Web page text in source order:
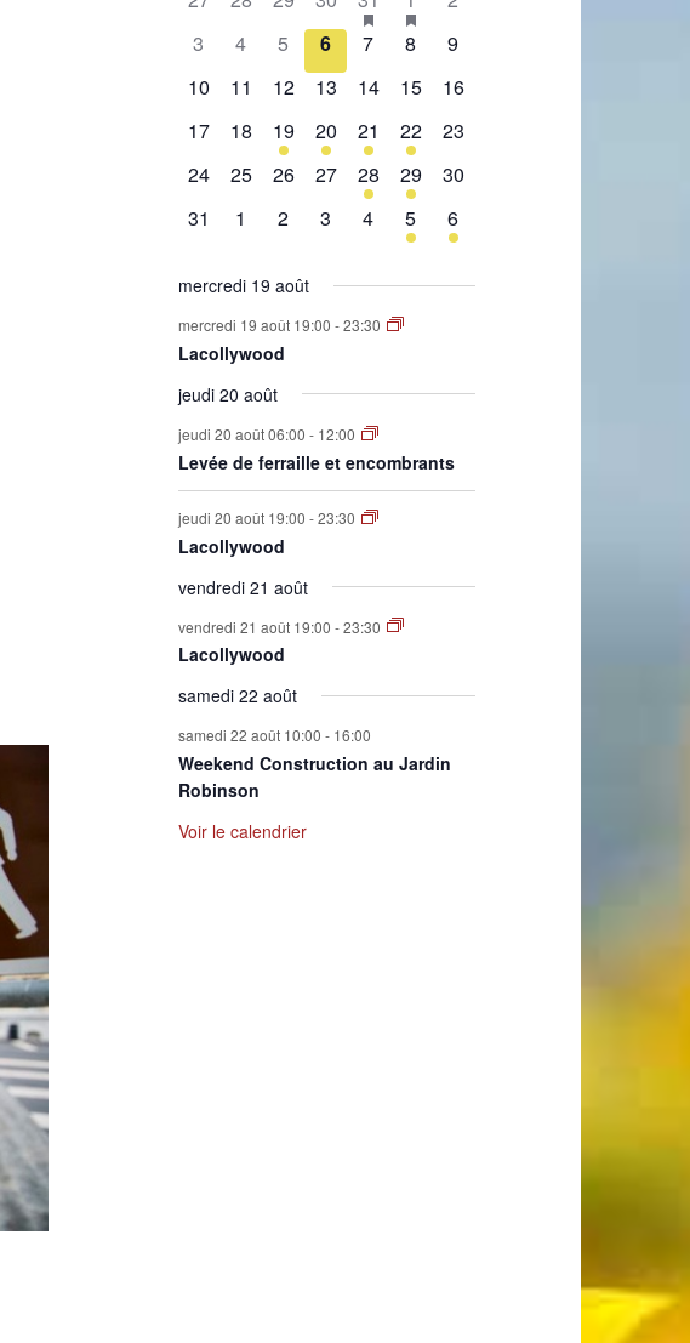
de
Évènements
évènement,évènement,
évènement,
évènement,évènements,
0
3
0
évènement,
4
0
évènement,
5
0
évènement,
6
0
7
0
8
0
9
0
10
0
11
0
12
0
13
0
14
0
15
0
16
0
évènement,
17
0
évènement,
18
1
évènement,
19
2
évènements,
20
1
évènement,
21
2
évènements,
22
0
23
0
24
0
25
0
évènement,
26
0
évènement,
27
1
évènement,
28
1
évènement,
29
0
30
0
31
0
1
0
2
0
évènement,
3
0
évènement,
4
1
évènement,
5
1
évènement,
6
mercredi 19 août
mercredi 19 août 19:00 -23:30
Lacollywood
jeudi 20 août
jeudi 20 août 06:00 - 12:00
Levée de ferraille et encombrants
jeudi 20 août 19:00 -23:30
Lacollywood
vendredi 21 août
vendredi 21 août 19:00 -23:30
Lacollywood
samedi 22 août
samedi 22 août 10:00 - 16:00
Weekend Construction au Jardin
Robinson
Voir le calendrier